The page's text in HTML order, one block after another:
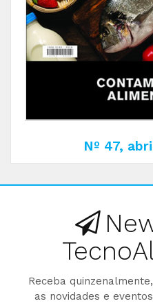
Nº 47,
Receba
as novidades e